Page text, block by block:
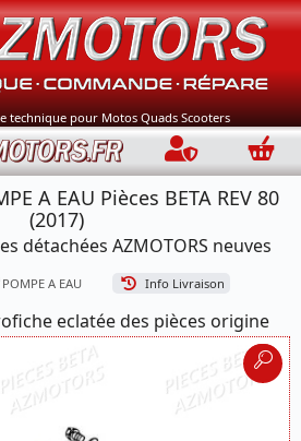
technique pour Motos Quads Scooters
Connection
A EAU Pièces BETA REV 80
(2017)
détachées AZMOTORS neuves
POMPE A EAU Info Livraison
eclatée des pièces origine